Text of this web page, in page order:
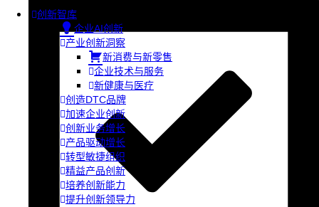
创新智库
企业AI创新
产业创新洞察
新消费与新零售
企业技术与服务
新健康与医疗
创造DTC品牌
加速企业创新
创新业务增长
产品驱动增长
转型敏捷组织
精益产品创新
培养创新能力
提升创新领导力